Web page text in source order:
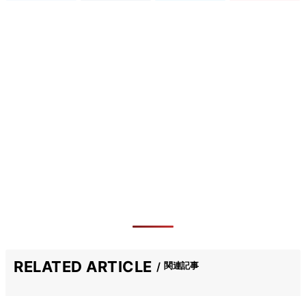
RELATED ARTICLE 関連記事